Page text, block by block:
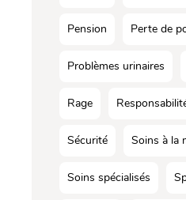
Pension Perte de
Problèmes urinaires
Rage
Sécurité Soins à la
Soins spécialisés